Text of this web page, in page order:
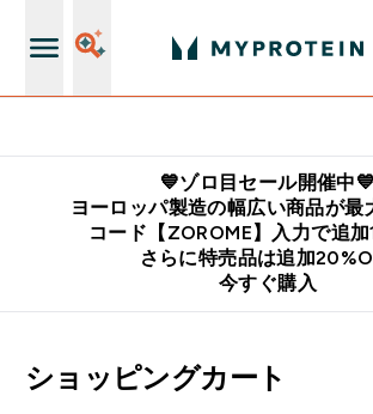
💙ゾロ目セール開催中💙
ヨーロッパ製造の幅広い商品が最
コード【ZOROME】入力で追加
さらに特売品は追加
今すぐ購入
ショッピングカート